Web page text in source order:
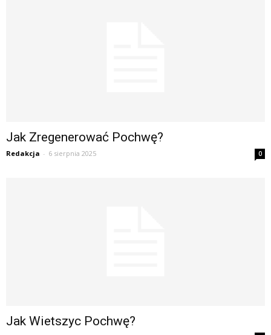
Jak Zregenerować Pochwę?
Redakcja - 6 sierpnia 2025 0
Jak Wietszyc Pochwę?